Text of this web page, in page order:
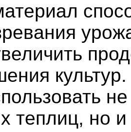
теплиц, но и